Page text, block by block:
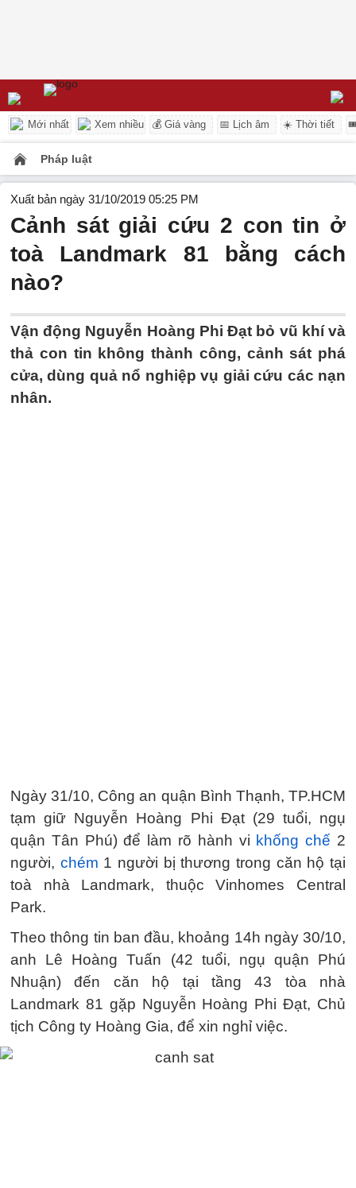
Mới nhất Xem nhiều 💰 Giá vàng 📅 Lịch âm ☀️ Thời tiết
Pháp luật
Xuất bản ngày 31/10/2019 05:25 PM
Cảnh sát giải cứu 2 con tin ở
toà Landmark 81 bằng cách
nào?
Vận động Nguyễn Hoàng Phi Đạt bỏ vũ khí và
thả con tin không thành công, cảnh sát phá
cửa, dùng quả nổ nghiệp vụ giải cứu các nạn
nhân.
Ngày 31/10, Công an quận Bình Thạnh, TP.HCM
tạm giữ Nguyễn Hoàng Phi Đạt (29 tuổi, ngụ
quận Tân Phú) để làm rõ hành vi khống chế 2
người, chém 1 người bị thương trong căn hộ tại
toà nhà Landmark, thuộc Vinhomes Central
Park.
Theo thông tin ban đầu, khoảng 14h ngày 30/10,
anh Lê Hoàng Tuấn (42 tuổi, ngụ quận Phú
Nhuận) đến căn hộ tại tầng 43 tòa nhà
Landmark 81 gặp Nguyễn Hoàng Phi Đạt, Chủ
tịch Công ty Hoàng Gia, để xin nghỉ việc.